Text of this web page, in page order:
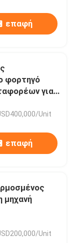
επαφή
φορτηγό
για
φορτίο
Unit
επαφή
μηχανή
με τη
Unit